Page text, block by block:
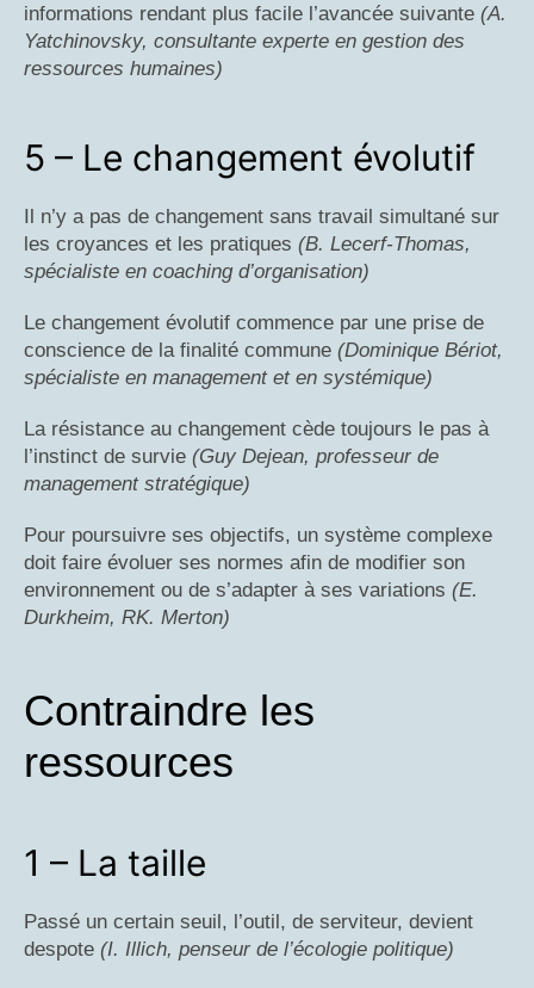
informations rendant plus facile l’avancée suivante (A.
Yatchinovsky, consultante experte en gestion des
ressources humaines)
5 – Le changement évolutif
Il n’y a pas de changement sans travail simultané sur
les croyances et les pratiques (B. Lecerf-Thomas,
spécialiste en coaching d’organisation)
Le changement évolutif commence par une prise de
conscience de la finalité commune (Dominique Bériot,
spécialiste en management et en systémique)
La résistance au changement cède toujours le pas à
l’instinct de survie (Guy Dejean, professeur de
management stratégique)
Pour poursuivre ses objectifs, un système complexe
doit faire évoluer ses normes afin de modifier son
environnement ou de s’adapter à ses variations (E.
Durkheim, RK. Merton)
Contraindre les
ressources
1 – La taille
Passé un certain seuil, l’outil, de serviteur, devient
despote (I. Illich, penseur de l’écologie politique)